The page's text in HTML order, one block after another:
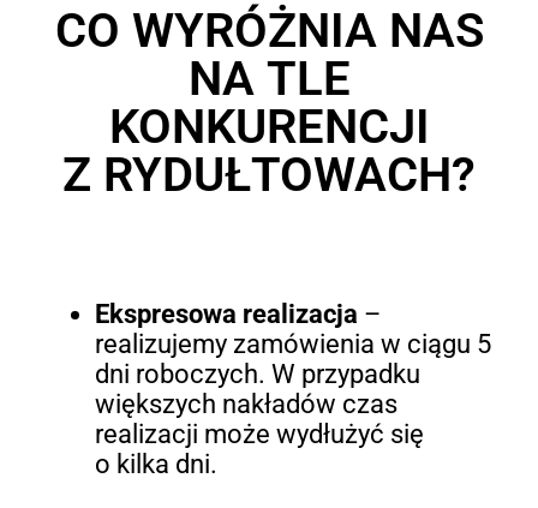
CO WYRÓŻNIA NAS
NA TLE
KONKURENCJI
Z RYDUŁTOWACH?
Ekspresowa realizacja –
realizujemy zamówienia w ciągu 5
dni roboczych. W przypadku
większych nakładów czas
realizacji może wydłużyć się
o kilka dni.